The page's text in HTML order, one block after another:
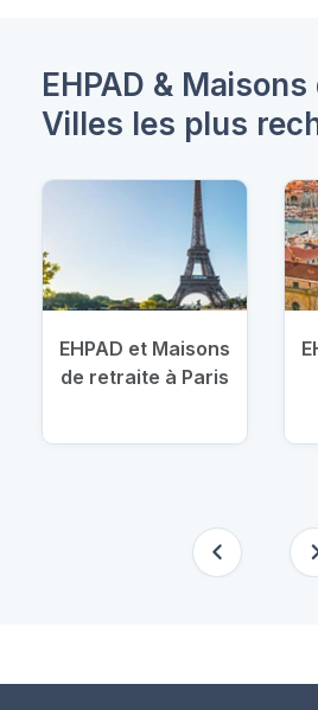
EHPAD &
Villes les plus
EHPAD et Maisons
de retraite à Paris